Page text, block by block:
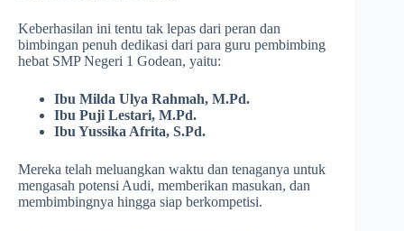
Keberhasilan ini tentu tak lepas dari peran dan
bimbingan penuh dedikasi dari para guru pembimbing
hebat SMP Negeri 1 Godean, yaitu:
Ibu Milda Ulya Rahmah, M.Pd.
Ibu Puji Lestari, M.Pd.
Ibu Yussika Afrita, S.Pd.
Mereka telah meluangkan waktu dan tenaganya untuk
mengasah potensi Audi, memberikan masukan, dan
membimbingnya hingga siap berkompetisi.